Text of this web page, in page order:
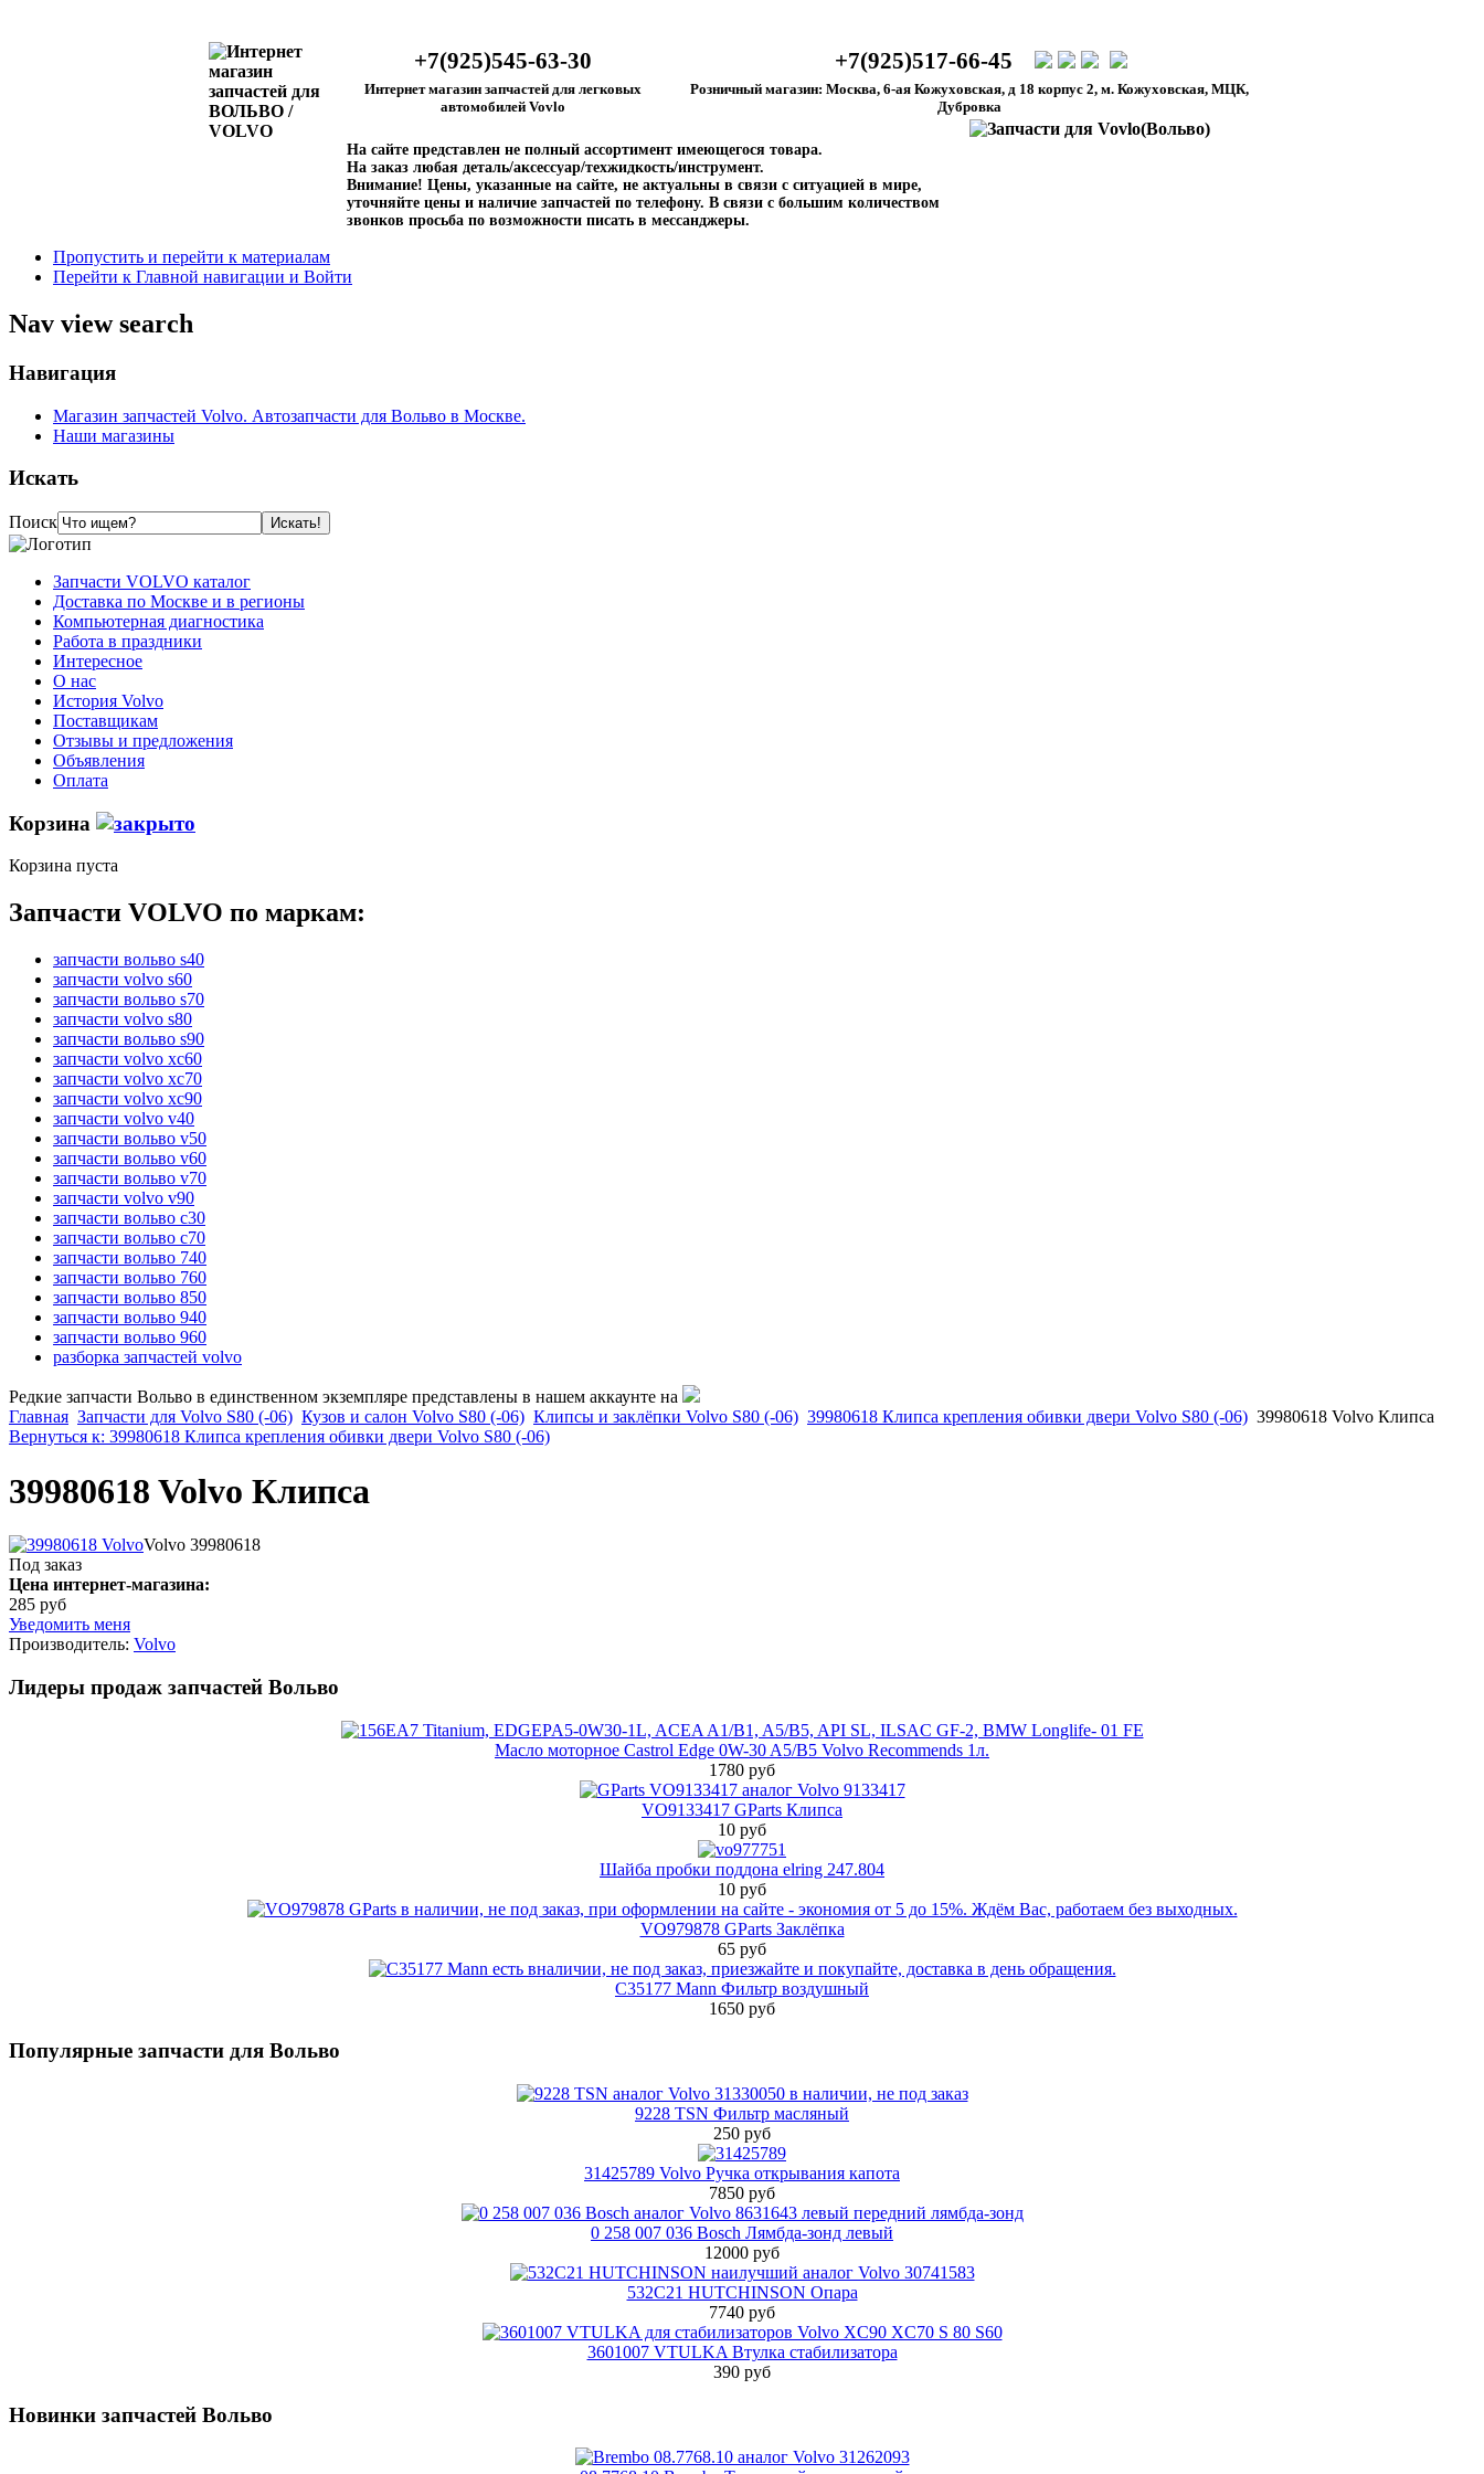
+7(925)545-63-30
Интернет магазин запчастей для легковых
автомобилей Vovlo
+7(925)517-66-45
Розничный магазин: Москва, 6-ая Кожуховская, д 18 корпус 2, м. Кожуховская, МЦК,
Дубровка
На сайте представлен не полный ассортимент имеющегося товара.
На заказ любая деталь/аксессуар/техжидкость/инструмент.
Внимание! Цены, указанные на сайте, не актуальны в связи с ситуацией в мире,
уточняйте цены и наличие запчастей по телефону. В связи с большим количеством
звонков просьба по возможности писать в мессанджеры.
Пропустить и перейти к материалам
Перейти к Главной навигации и Войти
Nav view search
Навигация
Магазин запчастей Volvo. Автозапчасти для Вольво в Москве.
Наши магазины
Искать
Поиск
Запчасти VOLVO каталог
Доставка по Москве и в регионы
Компьютерная диагностика
Работа в праздники
Интересное
О нас
История Volvo
Поставщикам
Отзывы и предложения
Объявления
Оплата
Корзина
Корзина пуста
Запчасти VOLVO по маркам:
запчасти вольво s40
запчасти volvo s60
запчасти вольво s70
запчасти volvo s80
запчасти вольво s90
запчасти volvo xc60
запчасти volvo xc70
запчасти volvo xc90
запчасти volvo v40
запчасти вольво v50
запчасти вольво v60
запчасти вольво v70
запчасти volvo v90
запчасти вольво c30
запчасти вольво c70
запчасти вольво 740
запчасти вольво 760
запчасти вольво 850
запчасти вольво 940
запчасти вольво 960
разборка запчастей volvo
Редкие запчасти Вольво в единственном экземпляре представлены в нашем аккаунте на
Главная Запчасти для Volvo S80 (-06) Кузов и салон Volvo S80 (-06) Клипсы и заклёпки Volvo S80 (-06) 39980618 Клипса крепления обивки двери Volvo S80 (-06) 39980618 Volvo Клипса
Вернуться к: 39980618 Клипса крепления обивки двери Volvo S80 (-06)
39980618 Volvo Клипса
Volvo 39980618
Под заказ
Цена интернет-магазина:
285 руб
Уведомить меня
Производитель: Volvo
Лидеры продаж запчастей Вольво
Масло моторное Castrol Edge 0W-30 A5/B5 Volvo Recommends 1л.
1780 руб
VO9133417 GParts Клипса
10 руб
Шайба пробки поддона elring 247.804
10 руб
VO979878 GParts Заклёпка
65 руб
C35177 Mann Фильтр воздушный
1650 руб
Популярные запчасти для Вольво
9228 TSN Фильтр масляный
250 руб
31425789 Volvo Ручка открывания капота
7850 руб
0 258 007 036 Bosch Лямбда-зонд левый
12000 руб
532C21 HUTCHINSON Опара
7740 руб
3601007 VTULKA Втулка стабилизатора
390 руб
Новинки запчастей Вольво